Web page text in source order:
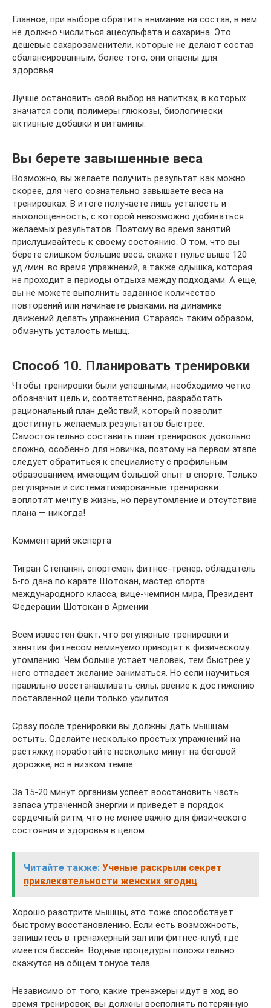
Главное, при выборе обратить внимание на состав, в нем
не должно числиться ацесульфата и сахарина. Это
дешевые сахарозаменители, которые не делают состав
сбалансированным, более того, они опасны для
здоровья
Лучше остановить свой выбор на напитках, в которых
значатся соли, полимеры глюкозы, биологически
активные добавки и витамины.
Вы берете завышенные веса
Возможно, вы желаете получить результат как можно
скорее, для чего сознательно завышаете веса на
тренировках. В итоге получаете лишь усталость и
выхолощенность, с которой невозможно добиваться
желаемых результатов. Поэтому во время занятий
прислушивайтесь к своему состоянию. О том, что вы
берете слишком большие веса, скажет пульс выше 120
уд./мин. во время упражнений, а также одышка, которая
не проходит в периоды отдыха между подходами. А еще,
вы не можете выполнить заданное количество
повторений или начинаете рывками, на динамике
движений делать упражнения. Стараясь таким образом,
обмануть усталость мышц.
Способ 10. Планировать тренировки
Чтобы тренировки были успешными, необходимо четко
обозначит цель и, соответственно, разработать
рациональный план действий, который позволит
достигнуть желаемых результатов быстрее.
Самостоятельно составить план тренировок довольно
сложно, особенно для новичка, поэтому на первом этапе
следует обратиться к специалисту с профильным
образованием, имеющим большой опыт в спорте. Только
регулярные и систематизированные тренировки
воплотят мечту в жизнь, но переутомление и отсутствие
плана — никогда!
Комментарий эксперта
Тигран Степанян, спортсмен, фитнес-тренер, обладатель
5-го дана по карате Шотокан, мастер спорта
международного класса, вице-чемпион мира, Президент
Федерации Шотокан в Армении
Всем известен факт, что регулярные тренировки и
занятия фитнесом неминуемо приводят к физическому
утомлению. Чем больше устает человек, тем быстрее у
него отпадает желание заниматься. Но если научиться
правильно восстанавливать силы, рвение к достижению
поставленной цели только усилится.
Сразу после тренировки вы должны дать мышцам
остыть. Сделайте несколько простых упражнений на
растяжку, поработайте несколько минут на беговой
дорожке, но в низком темпе
За 15-20 минут организм успеет восстановить часть
запаса утраченной энергии и приведет в порядок
сердечный ритм, что не менее важно для физического
состояния и здоровья в целом
Читайте также: Ученые раскрыли секрет
привлекательности женских ягодиц
Хорошо разотрите мышцы, это тоже способствует
быстрому восстановлению. Если есть возможность,
запишитесь в тренажерный зал или фитнес-клуб, где
имеется бассейн. Водные процедуры положительно
скажутся на общем тонусе тела.
Независимо от того, какие тренажеры идут в ход во
время тренировок, вы должны восполнять потерянную